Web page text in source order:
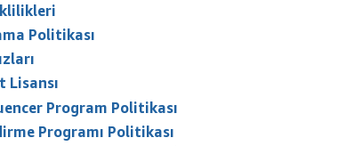
Politikası
Lisansı
Program Politikası
Programı Politikası